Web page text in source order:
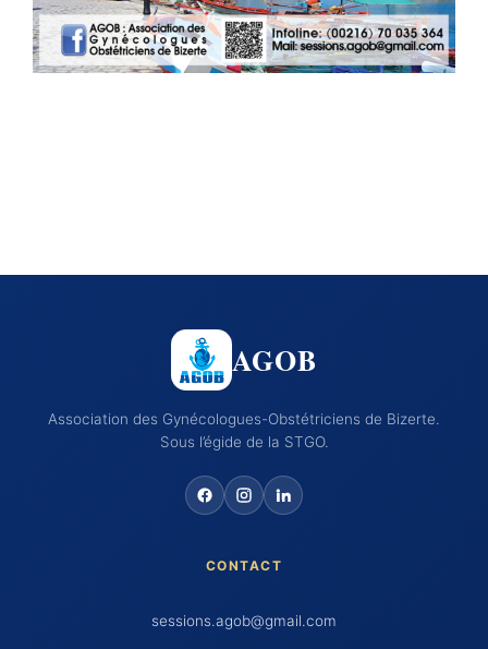
AGOB
Association des Gynécologues-Obstétriciens de Bizerte.
Sous l’égide de la STGO.
CONTACT
sessions.agob@gmail.com